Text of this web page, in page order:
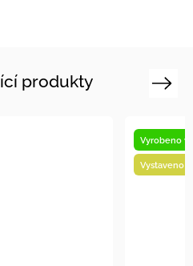
produkty
Vyrobeno
Next